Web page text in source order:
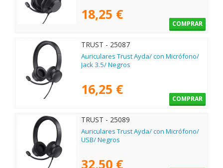
18,25 €
COMPRAR
TRUST - 25087
Auriculares Trust Ayda/ con Micrófono/
Jack 3.5/ Negros
16,25 €
COMPRAR
TRUST - 25089
Auriculares Trust Ayda/ con Micrófono/
USB/ Negros
32,50 €